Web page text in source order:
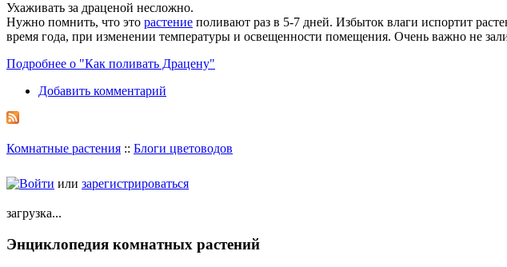
Ухаживать за драценой несложно.
Нужно помнить, что это растение поливают раз в 5-7 дней. Избыток влаги испортит
время года, при изменении температуры и освещенности помещения. Очень важно не
Подробнее о "Как поливать Драцену"
Добавить комментарий
Комнатные растения :: Блоги цветоводов
Войти или зарегистрироваться
загрузка...
Энциклопедия комнатных растений